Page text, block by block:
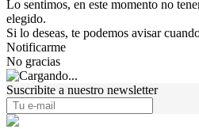
Lo sentimos, en este momento no
elegido.
Si lo deseas, te podemos avisar
Notificarme
No gracias
Suscribite a nuestro newsletter